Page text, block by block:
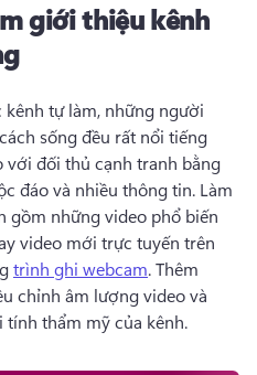
giới thiệu kênh
kênh tự làm, những người
sống đều rất nổi tiếng
với đối thủ cạnh tranh bằng
đáo và nhiều thông tin. Làm
gồm những video phổ biến
video mới trực tuyến trên
trình ghi webcam. Thêm
chỉnh âm lượng video và
thẩm mỹ của kênh.